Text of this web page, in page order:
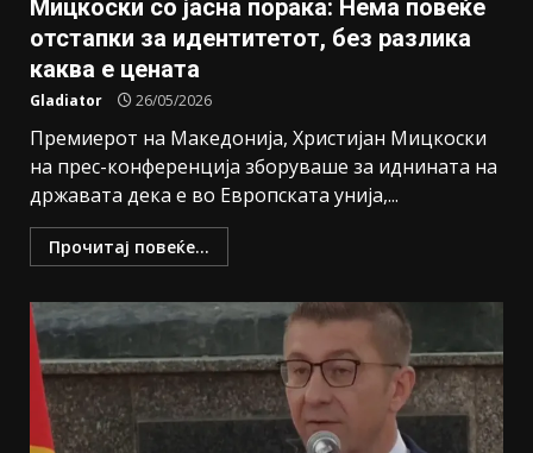
Мицкоски со јасна порака: Нема повеќе
отстапки за идентитетот, без разлика
каква е цената
Gladiator 26/05/2026
Премиерот на Македонија, Христијан Мицкоски
на прес-конференција зборуваше за иднината на
државата дека е во Европската унија,...
Прочитај повеќе...